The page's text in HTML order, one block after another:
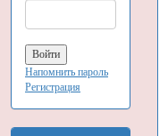
Напомнить пароль
Регистрация